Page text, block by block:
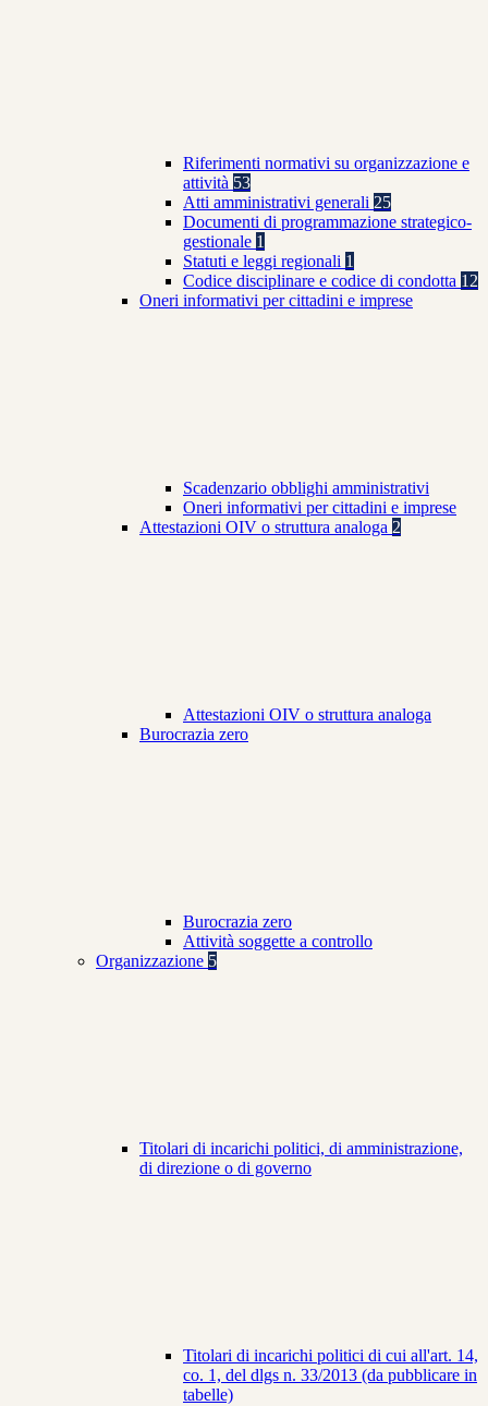
Riferimenti normativi su organizzazione e
attività 53
Atti amministrativi generali 25
Documenti di programmazione strategico-
gestionale 1
Statuti e leggi regionali 1
Codice disciplinare e codice di condotta 12
Oneri informativi per cittadini e imprese
Scadenzario obblighi amministrativi
Oneri informativi per cittadini e imprese
Attestazioni OIV o struttura analoga 2
Attestazioni OIV o struttura analoga
Burocrazia zero
Burocrazia zero
Attività soggette a controllo
Organizzazione 5
Titolari di incarichi politici, di amministrazione,
di direzione o di governo
Titolari di incarichi politici di cui all'art. 14,
co. 1, del dlgs n. 33/2013 (da pubblicare in
tabelle)